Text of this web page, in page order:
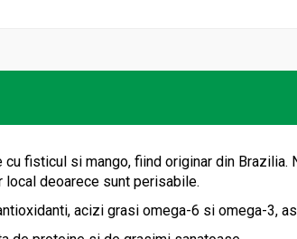
fisticul si mango, fiind originar din
deoarece sunt perisabile.
acizi grasi omega-6 si omega-3,